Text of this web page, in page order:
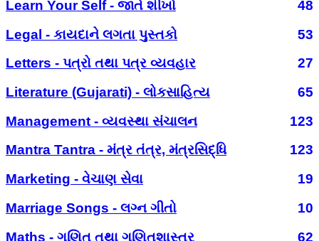
Learn Your Self - જાતે શીખો
48
Legal - કાયદાને લગતા પુસ્તકો
53
Letters - પત્રો તથા પત્ર વ્યવહાર
27
Literature (Gujarati) - લોકસાહિત્ય
65
Management - વ્યવસ્થા સંચાલન
123
Mantra Tantra - મંત્ર તંત્ર, મંત્રસિદ્ધિ
123
Marketing - વેચાણ સેવા
19
Marriage Songs - લગ્ન ગીતો
10
Maths - ગણિત તથા ગણિતશાસ્ત્ર
62